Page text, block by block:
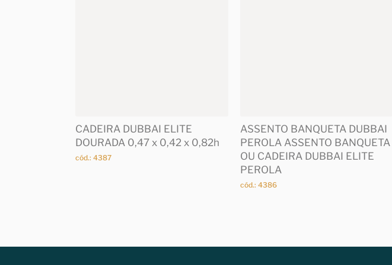
CADEIRA DUBBAI ELITE
DOURADA 0,47 x 0,42 x 0,82h
cód.: 4387
ASSENTO BANQUETA DUBBAI
PEROLA ASSENTO BANQUETA
OU CADEIRA DUBBAI ELITE
PEROLA
cód.: 4386